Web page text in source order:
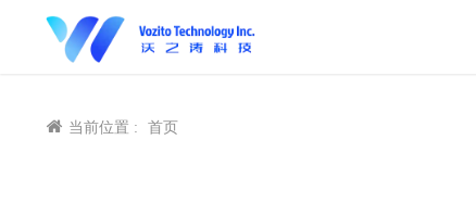
当前位置 : 首页